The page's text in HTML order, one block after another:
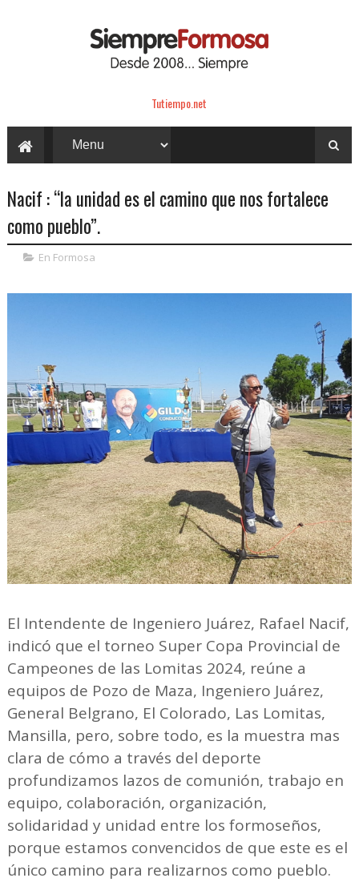
Tutiempo.net
Nacif : “la unidad es el camino que nos fortalece
como pueblo”.
En Formosa
El Intendente de Ingeniero Juárez, Rafael Nacif,
indicó que el torneo Super Copa Provincial de
Campeones de las Lomitas 2024, reúne a
equipos de Pozo de Maza, Ingeniero Juárez,
General Belgrano, El Colorado, Las Lomitas,
Mansilla, pero, sobre todo, es la muestra mas
clara de cómo a través del deporte
profundizamos lazos de comunión, trabajo en
equipo, colaboración, organización,
solidaridad y unidad entre los formoseños,
porque estamos convencidos de que este es el
único camino para realizarnos como pueblo.